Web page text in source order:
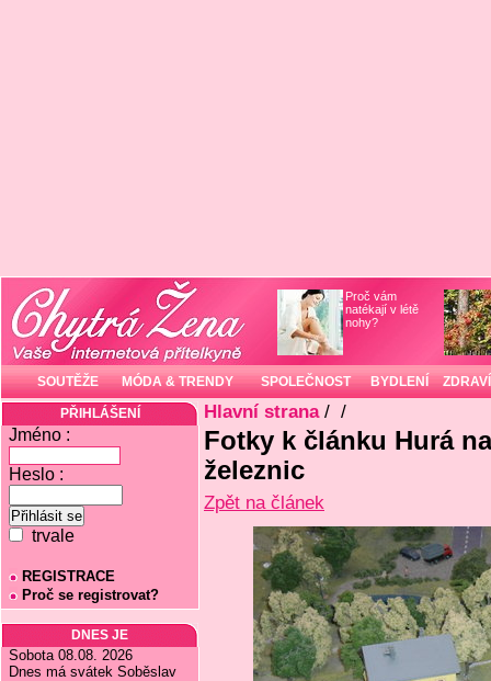
Proč vám
natékají v létě
nohy?
SOUTĚŽE MÓDA & TRENDY SPOLEČNOST BYDLENÍ ZDRAVÍ
PŘIHLÁŠENÍ
Jméno :
Heslo :
trvale
REGISTRACE
Proč se registrovat?
DNES JE
Sobota 08.08. 2026
Dnes má svátek Soběslav
Hlavní strana/ /
Fotky k článku Hurá
železnic
Zpět na článek